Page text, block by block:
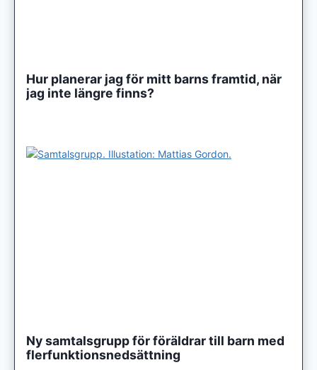
Hur planerar jag för mitt barns framtid, när
jag inte längre finns?
Ny samtalsgrupp för föräldrar till barn med
flerfunktionsnedsättning